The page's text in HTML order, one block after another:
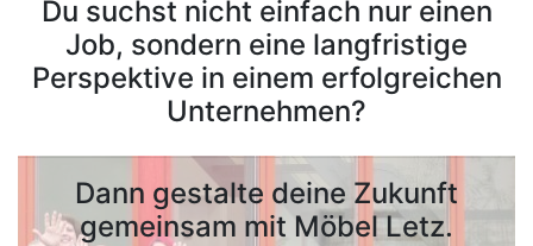
Du suchst nicht einfach nur einen
Job, sondern eine langfristige
Perspektive in einem erfolgreichen
Unternehmen?
Dann gestalte deine Zukunft
gemeinsam mit Möbel Letz.
Möbel-
Konfigurator
Finanzierung
Markenwelt